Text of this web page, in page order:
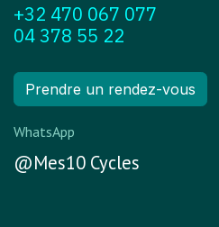
+32 470 067 077
04 378 55 22
Prendre un rendez-vous
WhatsApp
@Mes10 Cycles